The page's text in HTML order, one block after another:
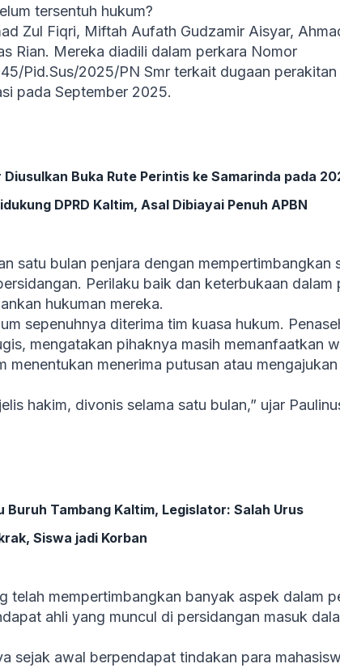
tersentuh hukum?
Zul Fiqri, Miftah Aufath Gudzamir Aisyar,
Rian. Mereka diadili dalam perkara Nomor
Pid.Sus/2025/PN Smr terkait dugaan perakitan
pada September 2025.
Buka Rute Perintis ke Samarinda pada
DPRD Kaltim, Asal Dibiayai Penuh APBN
satu bulan penjara dengan mempertimbangkan
Perilaku baik dan keterbukaan dalam
hukuman mereka.
sepenuhnya diterima tim kuasa hukum.
mengatakan pihaknya masih memanfaatkan
menentukan menerima putusan atau
hakim, divonis selama satu bulan,” ujar
Buruh Tambang Kaltim, Legislator: Salah Urus
Siswa jadi Korban
telah mempertimbangkan banyak aspek dalam
ahli yang muncul di persidangan masuk
sejak awal berpendapat tindakan para